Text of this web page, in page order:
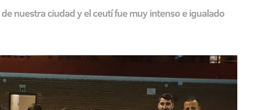
nuestra ciudad y el ceutí fue muy intenso e igualado